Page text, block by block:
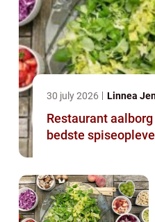
30 july 2026 Linnea
Restaurant aalborg sådan finder du de
bedste